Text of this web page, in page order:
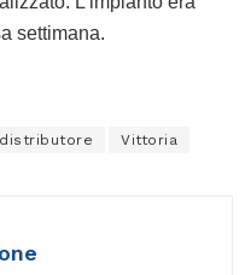
settimana.
distributore Vittoria